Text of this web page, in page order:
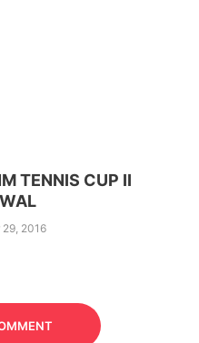
TENNIS CUP II
2016